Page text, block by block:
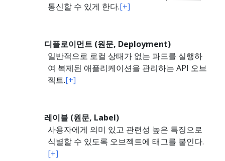
통신할 수 있게 한다.[+]
디플로이먼트 (원문, Deployment)
일반적으로 로컬 상태가 없는 파드를 실행하
여 복제된 애플리케이션을 관리하는 API 오브
젝트.[+]
레이블 (원문, Label)
사용자에게 의미 있고 관련성 높은 특징으로
식별할 수 있도록 오브젝트에 태그를 붙인다.
[+]